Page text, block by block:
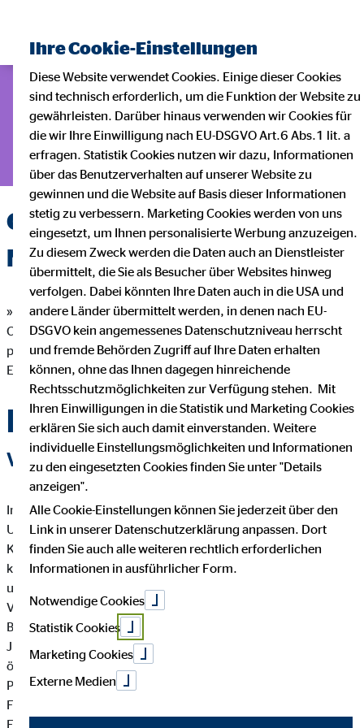
OVB Hilfswerk Menschen in
Not e.V.
»Gemeinsam mehr bewegen!« So lautet die Mission unserer
Charity-Aktivitäten. Unsere Finanzvermittler und Mitarbeiter
packen in ihrem lokalen Umfeld mit an, wenn soziales
Engagement gefragt ist.
Das OVB Hilfswerk
VERANTWORTUNG ÜBERNEHMEN
Im Mittelpunkt unserer Dienstleistung steht der Mensch.
Unsere Finanzberater geben tagtäglich das Beste, damit unsere
Kunden ihre individuellen Ziele und Wünsche erreichen
können. Doch auch außerhalb unserer unmittelbaren
unternehmerischen Tätigkeit übernimmt das OVB Hilfswerk
Verantwortung für unsere Mitmenschen – vor allem in den
Bereichen Mildtätigkeit und Wohlfahrt, Kinder- und
Jugendhilfe, Bildung und Erziehung, Altenhilfe und
öffentliches Gesundheitswesen. Die Impulse für entsprechende
Projekte kommen dabei meistens aus den Reihen unserer
Finanzberater und Mitarbeiter. Jeder kann sich mit seinen
Fähigkeiten einbringen. Im Fokus steht dabei, sich selbst aktiv
Ihre Cookie-Einstellungen
Diese Website verwendet Cookies. Einige dieser Cookies
sind technisch erforderlich, um die Funktion der Website zu
gewährleisten. Darüber hinaus verwenden wir Cookies für
die wir Ihre Einwilligung nach EU-DSGVO Art.6 Abs.1 lit. a
erfragen. Statistik Cookies nutzen wir dazu, Informationen
über das Benutzerverhalten auf unserer Website zu
gewinnen und die Website auf Basis dieser Informationen
stetig zu verbessern. Marketing Cookies werden von uns
eingesetzt, um Ihnen personalisierte Werbung anzuzeigen.
Zu diesem Zweck werden die Daten auch an Dienstleister
übermittelt, die Sie als Besucher über Websites hinweg
verfolgen. Dabei könnten Ihre Daten auch in die USA und
andere Länder übermittelt werden, in denen nach EU-
DSGVO kein angemessenes Datenschutzniveau herrscht
und fremde Behörden Zugriff auf Ihre Daten erhalten
können, ohne das Ihnen dagegen hinreichende
Rechtsschutzmöglichkeiten zur Verfügung stehen. Mit
Ihren Einwilligungen in die Statistik und Marketing Cookies
erklären Sie sich auch damit einverstanden. Weitere
individuelle Einstellungsmöglichkeiten und Informationen
zu den eingesetzten Cookies finden Sie unter "Details
anzeigen".
Alle Cookie-Einstellungen können Sie jederzeit über den
Link in unserer Datenschutzerklärung anpassen. Dort
finden Sie auch alle weiteren rechtlich erforderlichen
Informationen in ausführlicher Form.
Notwendige Cookies
Statistik Cookies
Marketing Cookies
Externe Medien